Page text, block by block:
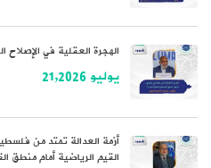
الهجرة العقلية في الإصلاح
يوليو 21,2026
أزمة العدالة تمتد من
القيم الرياضية أمام منطق